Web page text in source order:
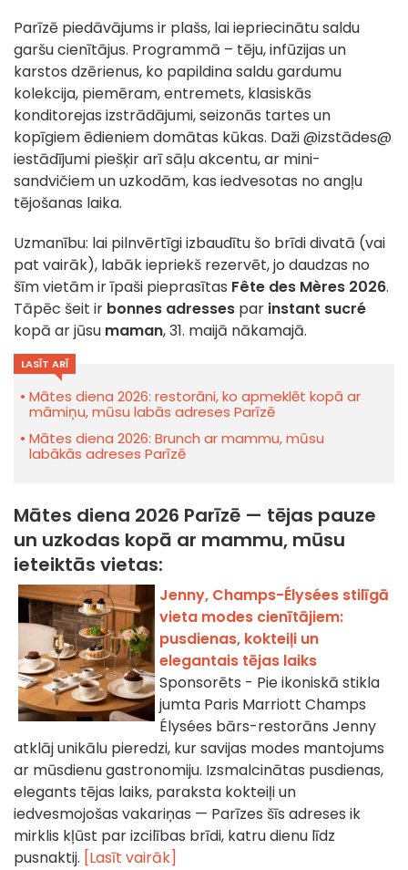
Parīzē piedāvājums ir plašs, lai iepriecinātu saldu
garšu cienītājus. Programmā – tēju, infūzijas un
karstos dzērienus, ko papildina saldu gardumu
kolekcija, piemēram, entremets, klasiskās
konditorejas izstrādājumi, seizo­nās tartes un
kopīgiem ēdieniem domātas kūkas. Daži @izstādes@
iestādījumi piešķir arī sāļu akcentu, ar mini-
sandvičiem un uzkodām, kas iedvesotas no angļu
tējošanas laika.
Uzmanību: lai pilnvērtīgi izbaudītu šo brīdi divatā (vai
pat vairāk), labāk iepriekš rezervēt, jo daudzas no
šīm vietām ir īpaši pieprasītas Fête des Mères 2026.
Tāpēc šeit ir bonnes adresses par instant sucré
kopā ar jūsu maman, 31. maijā nākamajā.
LASĪT ARĪ
Mātes diena 2026: restorāni, ko apmeklēt kopā ar
māmiņu, mūsu labās adreses Parīzē
Mātes diena 2026: Brunch ar mammu, mūsu
labākās adreses Parīzē
Mātes diena 2026 Parīzē — tējas pauze
un uzkodas kopā ar mammu, mūsu
ieteiktās vietas:
Jenny, Champs-Élysées stilīgā
vieta modes cienītājiem:
pusdienas, kokteiļi un
elegantais tējas laiks
Sponsorēts - Pie ikoniskā stikla
jumta Paris Marriott Champs
Élysées bārs-restorāns Jenny
atklāj unikālu pieredzi, kur savijas modes mantojums
ar mūsdienu gastronomiju. Izsmalcinātas pusdienas,
elegants tējas laiks, paraksta kokteiļi un
iedvesmojošas vakariņas — Parīzes šīs adreses ik
mirklis kļūst par izcilības brīdi, katru dienu līdz
pusnaktij. [Lasīt vairāk]